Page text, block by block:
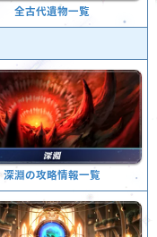
全古代遺物一覧
深淵の攻略情報一覧